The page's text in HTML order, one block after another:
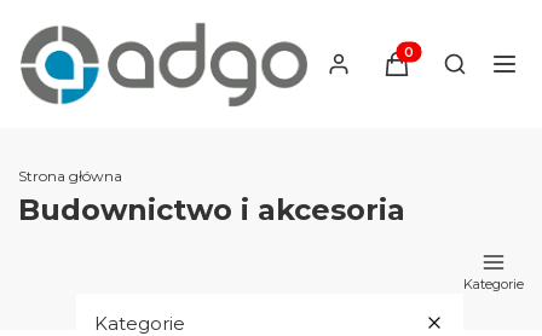
Produkty w
Otwórz
Strona główna
Budownictwo i akcesoria
Kategorie
Kategorie